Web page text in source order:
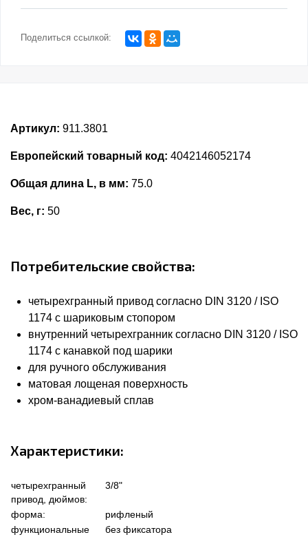
Поделиться ссылкой:
Артикул: 911.3801
Европейский товарный код: 4042146052174
Общая длина L, в мм: 75.0
Вес, г: 50
Потребительские свойства:
четырехгранный привод согласно DIN 3120 / ISO
1174 с шариковым стопором
внутренний четырехгранник согласно DIN 3120 / ISO
1174 с канавкой под шарики
для ручного обслуживания
матовая лощеная поверхность
хром-ванадиевый сплав
Характеристики:
четырехгранный
привод, дюймов:
3/8"
форма:
рифленый
функциональные
без фиксатора